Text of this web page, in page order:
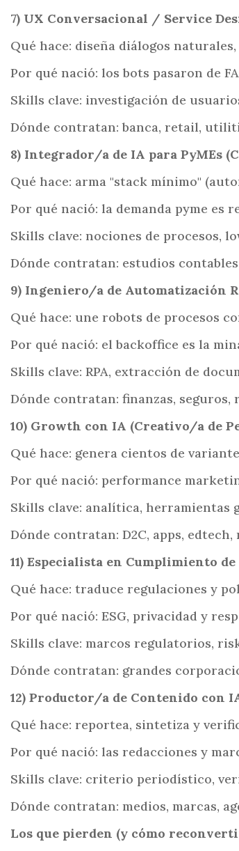
7) UX Conversacional / Service
Qué hace: diseña diálogos
Por qué nació: los bots pasaron de
Skills clave: investigación de
Dónde contratan: banca, retail,
8) Integrador/a de IA para PyMEs
Qué hace: arma "stack mínimo"
Por qué nació: la demanda pyme es
Skills clave: nociones de procesos,
Dónde contratan: estudios
9) Ingeniero/a de Automatización
Qué hace: une robots de procesos
Por qué nació: el backoffice es la
Skills clave: RPA, extracción de
Dónde contratan: finanzas,
10) Growth con IA (Creativo/a de
Qué hace: genera cientos de
Por qué nació: performance
Skills clave: analítica, herramientas
Dónde contratan: D2C, apps, edtech,
11) Especialista en Cumplimiento
Qué hace: traduce regulaciones y
Por qué nació: ESG, privacidad y
Skills clave: marcos regulatorios,
Dónde contratan: grandes
12) Productor/a de Contenido con
Qué hace: reportea, sintetiza y
Por qué nació: las redacciones y
Skills clave: criterio periodístico,
Dónde contratan: medios, marcas,
Los que pierden (y cómo